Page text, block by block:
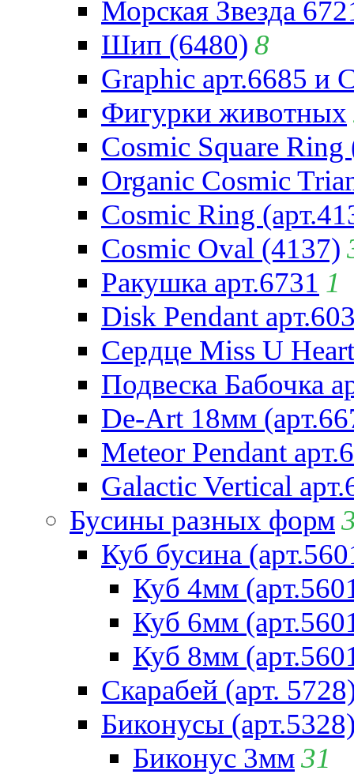
Морская Звезда
Шип (6480) 8
Graphic арт.6685 и
Фигурки животных
Cosmic Square Ring
Organic Cosmic
Cosmic Ring
Cosmic Oval (4137)
Ракушка арт.6731 1
Disk Pendant
Сердце Miss U
Подвеска Бабочка
De-Art 18мм
Meteor Pendant
Galactic Vertical
Бусины разных форм
Куб бусина
Куб 4мм
Куб 6мм
Куб 8мм
Скарабей (арт.
Биконусы
Биконус 3мм31